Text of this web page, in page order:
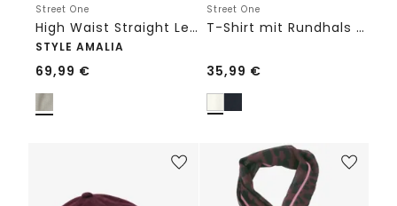
Street One
High Waist Straight Leg Hose im Casual Fit
STYLE AMALIA
69,99 €
Street One
T-Shirt mit Rundhals und Brusttasche
35,99 €